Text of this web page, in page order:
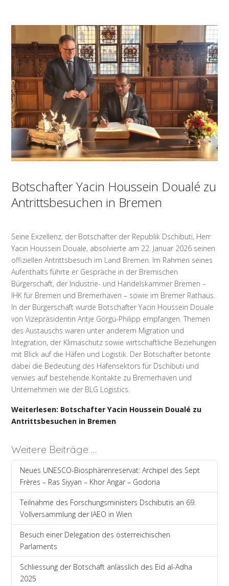
Botschafter Yacin Houssein Doualé zu
Antrittsbesuchen in Bremen
Seine Exzellenz, der Botschafter der Republik Dschibuti, Herr
Yacin Houssein Douale, absolvierte am 22. Januar 2026 seinen
offiziellen Antrittsbesuch im Land Bremen. Im Rahmen seines
Aufenthalts führte er Gespräche in der Bremischen
Bürgerschaft, der Industrie- und Handelskammer Bremen –
IHK für Bremen und Bremerhaven – sowie im Bremer Rathaus.
In der Bürgerschaft wurde Botschafter Yacin Houssein Douale
von Vizepräsidentin Antje Görgü-Philipp empfangen. Themen
des Austauschs waren unter anderem Migration und
Integration, der Klimaschutz sowie wirtschaftliche Beziehungen
mit Blick auf die Häfen und Logistik. Der Botschafter betonte
dabei die Bedeutung des Hafensektors für Dschibuti und
verwies auf bestehende Kontakte zu Bremerhaven und
Unternehmen wie der BLG Logistics.
Weiterlesen: Botschafter Yacin Houssein Doualé zu
Antrittsbesuchen in Bremen
Weitere Beiträge …
Neues UNESCO-Biosphärenreservat: Archipel des Sept
Frères – Ras Siyyan – Khor Angar – Godoria
Teilnahme des Forschungsministers Dschibutis an 69.
Vollversammlung der IAEO in Wien
Besuch einer Delegation des österreichischen
Parlaments
Schliessung der Botschaft anlässlich des Eid al-Adha
2025